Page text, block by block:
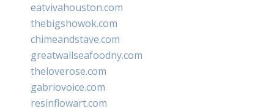
eatvivahouston.com
thebigshowok.com
chimeandstave.com
greatwallseafoodny.com
theloverose.com
gabriovoice.com
resinflowart.com